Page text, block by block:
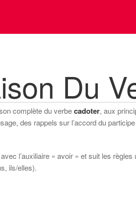
Du
complète du verbecadoter, aux
des rappels sur l’accord du
l’auxiliaire « avoir » et suit les
ils/elles).